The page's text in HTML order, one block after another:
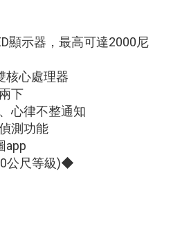
顯示器，最高可達2000尼
核心處理器
下
心律不整通知
測功能
app
公尺等級)◆